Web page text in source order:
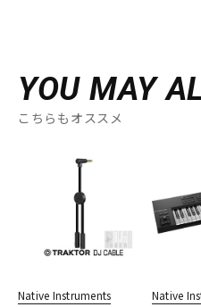
YOU MAY
こちらもオススメ
Native Instruments Native